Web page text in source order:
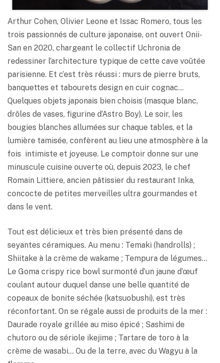
Arthur Cohen, Olivier Leone et Issac Romero, tous les
trois passionnés de culture japonaise, ont ouvert Onii-
San en 2020, chargeant le collectif Uchronia de
redessiner l’architecture typique de cette cave voûtée
parisienne. Et c’est très réussi : murs de pierre bruts,
banquettes et tabourets design en cuir cognac…
Quelques objets japonais bien choisis (masque blanc,
drôles de vases, figurine d’Astro Boy). Le soir, les
bougies blanches allumées sur chaque tables, et la
lumière tamisée, confèrent au lieu une atmosphère à la
fois intimiste et joyeuse. Le comptoir donne sur une
minuscule cuisine ouverte où, depuis 2023, le chef
Romain Littiere, ancien pâtissier du restaurant Inka,
concocte de petites merveilles ultra gourmandes et
dans le vent.
Tout est délicieux et très bien présenté dans de
seyantes céramiques. Au menu : Temaki (handrolls) ;
Shiitake à la crème de wakame ; Tempura de légumes…
Le Goma crispy rice bowl surmonté d’un jaune d’œuf
coulant autour duquel danse une belle quantité de
copeaux de bonite séchée (katsuobushi), est très
réconfortant. On se régale aussi de produits de la mer :
Daurade royale grillée au miso épicé ; Sashimi de
chutoro ou de sériole ikejime ; Tartare de toro à la
crème de wasabi… Ou de la terre, avec du Wagyu à la